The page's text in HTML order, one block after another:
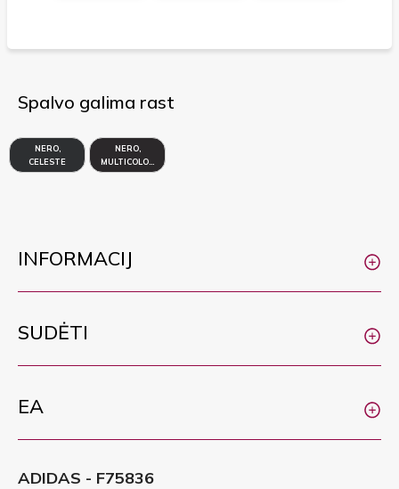
Spalvo galima rast
NERO,
CELESTE
NERO,
MULTICOLORE
INFORMACIJ
SUDĖTI
EA
ADIDAS - F75836